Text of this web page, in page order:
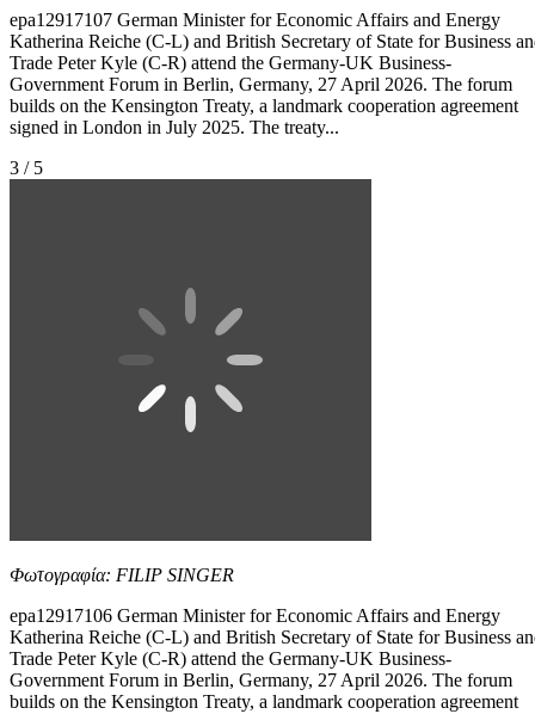
epa12917107 German Minister for Economic Affairs and Energy
Katherina Reiche (C-L) and British Secretary of State for Business
Trade Peter Kyle (C-R) attend the Germany-UK Business-
Government Forum in Berlin, Germany, 27 April 2026. The forum
builds on the Kensington Treaty, a landmark cooperation agreement
signed in London in July 2025. The treaty...
3 / 5
Φωτογραφία: FILIP SINGER
epa12917106 German Minister for Economic Affairs and Energy
Katherina Reiche (C-L) and British Secretary of State for Business
Trade Peter Kyle (C-R) attend the Germany-UK Business-
Government Forum in Berlin, Germany, 27 April 2026. The forum
builds on the Kensington Treaty, a landmark cooperation agreement